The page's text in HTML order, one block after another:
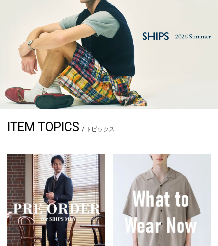
ITEM TOPICS / トピックス